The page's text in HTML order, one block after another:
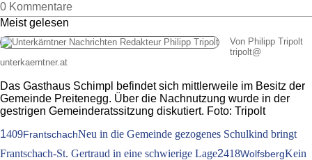
0 Kommentare
Meist gelesen
Von Philipp Tripolt
tripolt@
unterkaerntner.at
Das Gasthaus Schimpl befindet sich mittlerweile im Besitz der
Gemeinde Preitenegg. Über die Nachnutzung wurde in der
gestrigen Gemeinderatssitzung diskutiert. Foto: Tripolt
1409FrantschachNeu in die Gemeinde gezogenes Schulkind bringt
Frantschach-St. Gertraud in eine schwierige Lage2418WolfsbergKein